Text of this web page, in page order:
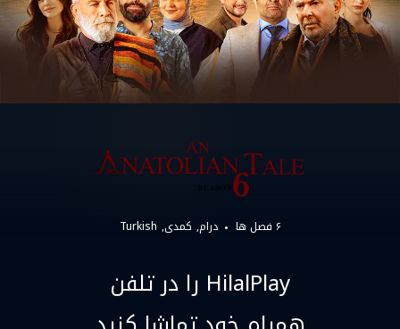
۶ فصل ها درام کمدی Turkish
HilalPlay را در تلفن